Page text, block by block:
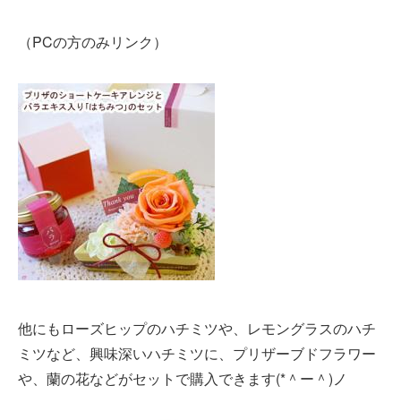
（PCの方のみリンク）
他にもローズヒップのハチミツや、レモングラスのハチ
ミツなど、興味深いハチミツに、プリザーブドフラワー
や、蘭の花などがセットで購入できます(*＾ー＾)ノ